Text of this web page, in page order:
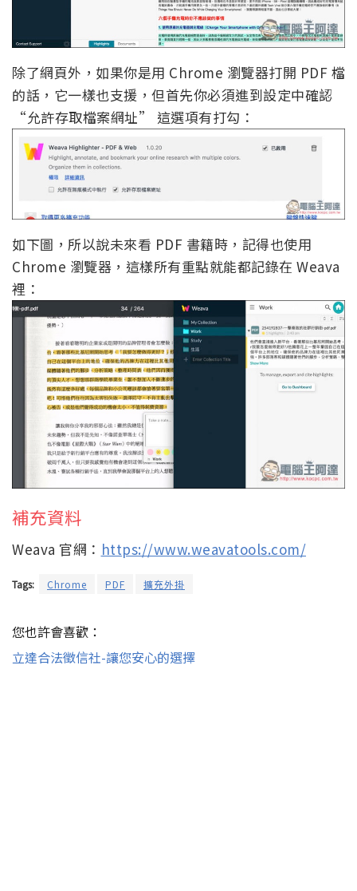
除了網頁外，如果你是用 Chrome 瀏覽器打開 PDF 檔
的話，它一樣也支援，但首先你必須進到設定中確認
“允許存取檔案網址” 這選項有打勾：
如下圖，所以說未來看 PDF 書籍時，記得也使用
Chrome 瀏覽器，這樣所有重點就能都記錄在 Weava
裡：
補充資料
Weava 官網： https://www.weavatools.com/
Tags: Chrome PDF 擴充外掛
您也許會喜歡：
立達合法徵信社-讓您安心的選擇